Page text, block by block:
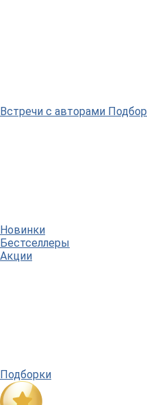
Встречи с авторами Подбор
Новинки
Бестселлеры
Акции
Подборки